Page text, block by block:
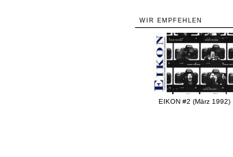
WIR EMPFEHLEN
EIKON #2 (März 1992)